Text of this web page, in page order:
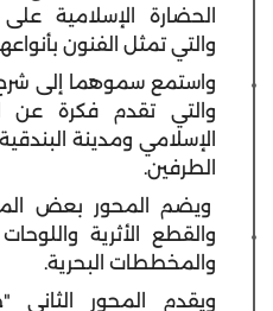
الحضارة الإسلامية
والتي تمثل الفنون
واستمع سموهما إلى
والتي تقدم فكرة عن
الإسلامي ومدينة
الطرفين.
ويضم المحور بعض
والقطع الأثرية
والمخططات البحرية.
ويقدم المحور الثاني